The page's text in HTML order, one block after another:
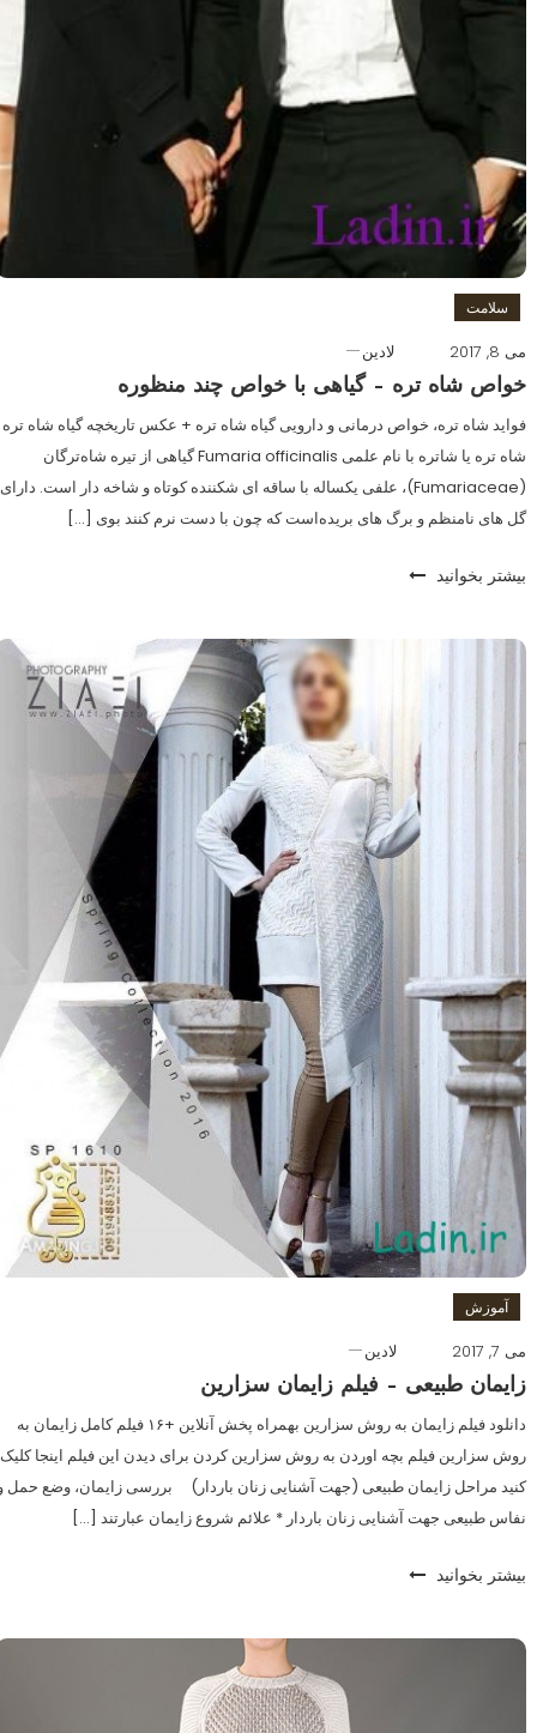
سلامت
می 8, 2017
لادین
خواص شاه تره – گیاهی با خواص چند منظوره
فواید شاه تره، خواص درمانی و دارویی گیاه شاه تره + عکس تاریخچه گیاه شاه تره
شاه‌ تره یا شاتره با نام علمی Fumaria officinalis گیاهی از تیره شاه‌ترگان
(Fumariaceae)، علفی یکساله با ساقه‌ ای شکننده کوتاه و شاخه دار است. دارای
گل‌ های نامنظم و برگ های بریده‌است که چون با دست نرم کنند بوی […]
بیشتر بخوانید
آموزش
می 7, 2017
لادین
زایمان طبیعی – فیلم زایمان سزارین
دانلود فیلم زایمان به روش سزارین بهمراه پخش آنلاین +۱۶ فیلم کامل زایمان به
روش سزارین فیلم بچه اوردن به روش سزارین کردن برای دیدن این فیلم اینجا کلیک
کنید مراحل زایمان طبیعی (جهت آشنایی زنان باردار) بررسی زایمان، وضع حمل
نفاس طبیعی جهت آشنایی زنان باردار * علائم شروع زایمان عبارتند […]
بیشتر بخوانید